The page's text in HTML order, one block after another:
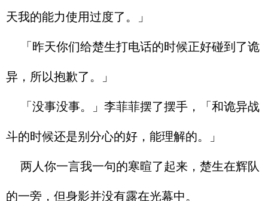
天我的能力使用过度了。」
「昨天你们给楚生打电话的时候正好碰到了诡
异，所以抱歉了。」
「没事没事。」李菲菲摆了摆手，「和诡异战
斗的时候还是别分心的好，能理解的。」
两人你一言我一句的寒暄了起来，楚生在辉队
的一旁，但身影并没有露在光幕中。